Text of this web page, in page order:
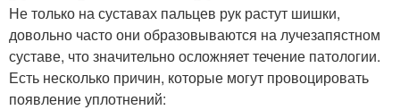
Не только на суставах пальцев рук растут шишки,
довольно часто они образовываются на лучезапястном
суставе, что значительно осложняет течение патологии.
Есть несколько причин, которые могут провоцировать
появление уплотнений: